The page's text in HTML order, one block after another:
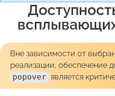
Вне зависимости от
реализации, обеспечение
popover является